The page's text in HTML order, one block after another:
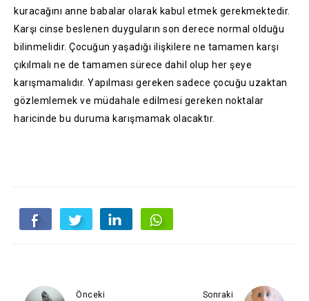
kuracağını anne babalar olarak kabul etmek gerekmektedir.
Karşı cinse beslenen duyguların son derece normal olduğu
bilinmelidir. Çocuğun yaşadığı ilişkilere ne tamamen karşı
çıkılmalı ne de tamamen sürece dahil olup her şeye
karışmamalıdır. Yapılması gereken sadece çocuğu uzaktan
gözlemlemek ve müdahale edilmesi gereken noktalar
haricinde bu duruma karışmamak olacaktır.
Önceki
Sonraki